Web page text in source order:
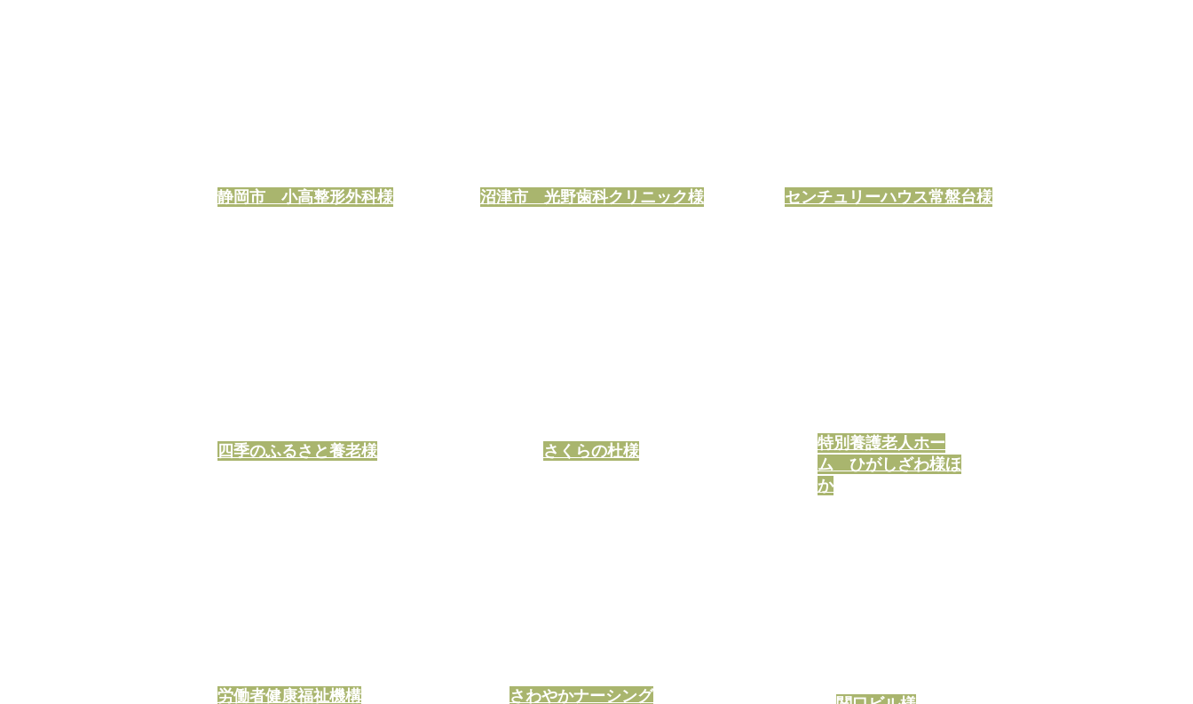
静岡市 小高整形外科様 沼津市 光野歯科クリニック様 センチュリーハウス常盤台様
四季のふるさと養老様 さくらの杜様
特別養護老人ホー
ム ひがしざわ様ほ
か
労働者健康福祉機構 さわやかナーシング